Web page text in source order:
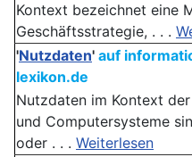
Kontext bezeichnet eine
Geschäftsstrategie, . . .
'Nutzdaten' auf
lexikon.de
Nutzdaten im Kontext
und Computersysteme
oder . . . Weiterlesen